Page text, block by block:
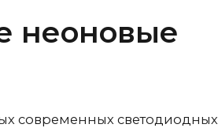
неоновые
современных светодиодных